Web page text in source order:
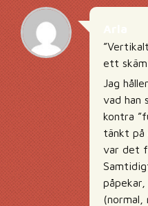
ett
Jag
vad han
kontra
tänkt på
var det
(normal,